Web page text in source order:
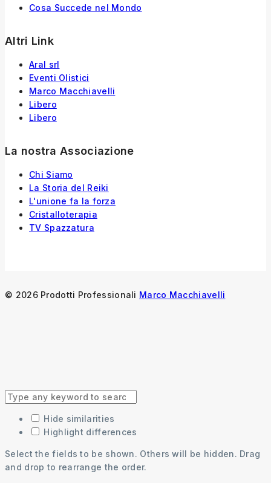
Cosa Succede nel Mondo
Altri Link
Aral srl
Eventi Olistici
Marco Macchiavelli
Libero
Libero
La nostra Associazione
Chi Siamo
La Storia del Reiki
L'unione fa la forza
Cristalloterapia
TV Spazzatura
© 2026 Prodotti Professionali Marco Macchiavelli
Hide similarities
Highlight differences
Select the fields to be shown. Others will be hidden. Drag
and drop to rearrange the order.